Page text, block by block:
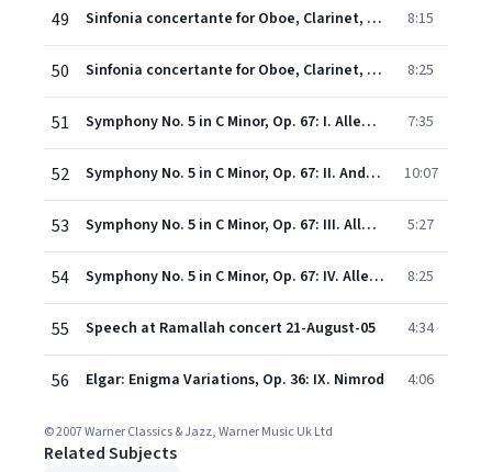
49 Sinfonia concertante for Oboe, Clarinet, Horn and Bassoon in E-Flat Major, K. 297b: II. Adagio 8:15
50 Sinfonia concertante for Oboe, Clarinet, Horn and Bassoon in E-Flat Major, K. 297b: III. Andantino con variazioni 8:25
51 Symphony No. 5 in C Minor, Op. 67: I. Allegro con brio 7:35
52 Symphony No. 5 in C Minor, Op. 67: II. Andante con moto 10:07
53 Symphony No. 5 in C Minor, Op. 67: III. Allegro - 5:27
54 Symphony No. 5 in C Minor, Op. 67: IV. Allegro - Presto 8:25
55 Speech at Ramallah concert 21-August-05 4:34
56 Elgar: Enigma Variations, Op. 36: IX. Nimrod 4:06
© 2007 Warner Classics & Jazz, Warner Music Uk Ltd
Related Subjects